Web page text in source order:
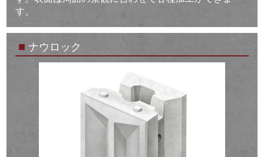
す。
■ ナウロック